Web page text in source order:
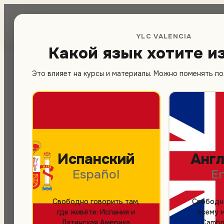
YLC VALENCIA
Какой язык хотите
Это влияет на курсы и материалы. Можно поменять
Испанский
Español
Свободно говорить там,
где живёте: Испания и
всему
Главная/Преподаватели
Носители-преподаватели с опытом
студентов разных уровней. Все